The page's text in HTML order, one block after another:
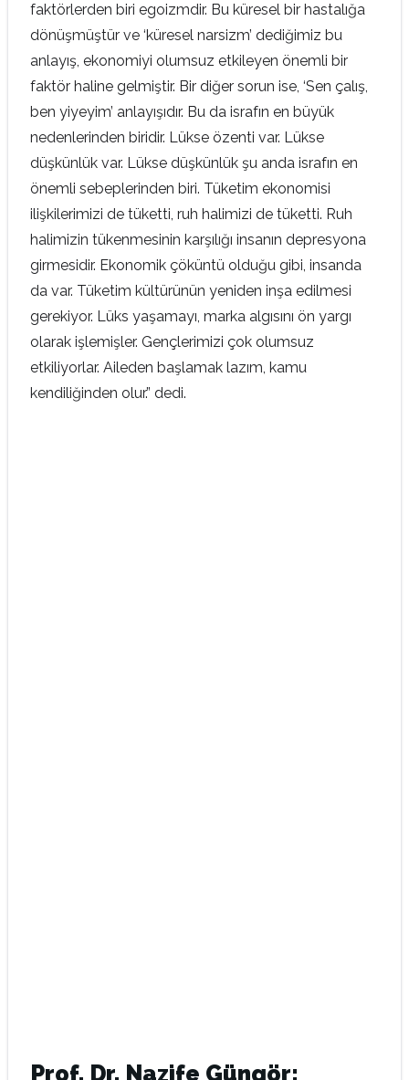
faktörlerden biri egoizmdir. Bu küresel bir hastalığa
dönüşmüştür ve ‘küresel narsizm’ dediğimiz bu
anlayış, ekonomiyi olumsuz etkileyen önemli bir
faktör haline gelmiştir. Bir diğer sorun ise, ‘Sen çalış,
ben yiyeyim’ anlayışıdır. Bu da israfın en büyük
nedenlerinden biridir. Lükse özenti var. Lükse
düşkünlük var. Lükse düşkünlük şu anda israfın en
önemli sebeplerinden biri. Tüketim ekonomisi
ilişkilerimizi de tüketti, ruh halimizi de tüketti. Ruh
halimizin tükenmesinin karşılığı insanın depresyona
girmesidir. Ekonomik çöküntü olduğu gibi, insanda
da var. Tüketim kültürünün yeniden inşa edilmesi
gerekiyor. Lüks yaşamayı, marka algısını ön yargı
olarak işlemişler. Gençlerimizi çok olumsuz
etkiliyorlar. Aileden başlamak lazım, kamu
kendiliğinden olur.” dedi.
Prof. Dr. Nazife Güngör: